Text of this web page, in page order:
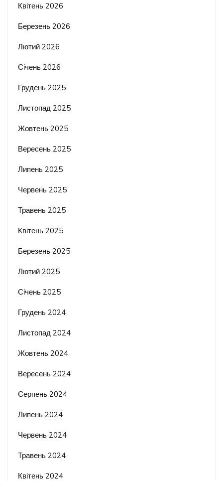
Квітень 2026
Березень 2026
Лютий 2026
Січень 2026
Грудень 2025
Листопад 2025
Жовтень 2025
Вересень 2025
Липень 2025
Червень 2025
Травень 2025
Квітень 2025
Березень 2025
Лютий 2025
Січень 2025
Грудень 2024
Листопад 2024
Жовтень 2024
Вересень 2024
Серпень 2024
Липень 2024
Червень 2024
Травень 2024
Квітень 2024